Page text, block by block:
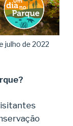
julho de 2022